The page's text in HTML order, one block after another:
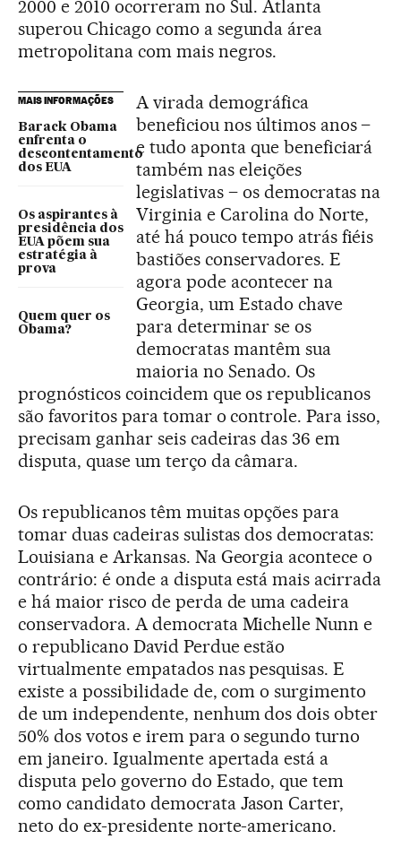
2000 e 2010 ocorreram no Sul. Atlanta
superou Chicago como a segunda área
metropolitana com mais negros.
MAIS INFORMAÇÕES
Barack Obama
enfrenta o
descontentamento
dos EUA
Os aspirantes à
presidência dos
EUA põem sua
estratégia à
prova
Quem quer os
Obama?
A virada demográfica
beneficiou nos últimos anos –
e tudo aponta que beneficiará
também nas eleições
legislativas – os democratas na
Virginia e Carolina do Norte,
até há pouco tempo atrás fiéis
bastiões conservadores. E
agora pode acontecer na
Georgia, um Estado chave
para determinar se os
democratas mantêm sua
maioria no Senado. Os
prognósticos coincidem que os republicanos
são favoritos para tomar o controle. Para isso,
precisam ganhar seis cadeiras das 36 em
disputa, quase um terço da câmara.
Os republicanos têm muitas opções para
tomar duas cadeiras sulistas dos democratas:
Louisiana e Arkansas. Na Georgia acontece o
contrário: é onde a disputa está mais acirrada
e há maior risco de perda de uma cadeira
conservadora. A democrata Michelle Nunn e
o republicano David Perdue estão
virtualmente empatados nas pesquisas. E
existe a possibilidade de, com o surgimento
de um independente, nenhum dos dois obter
50% dos votos e irem para o segundo turno
em janeiro. Igualmente apertada está a
disputa pelo governo do Estado, que tem
como candidato democrata Jason Carter,
neto do ex-presidente norte-americano.